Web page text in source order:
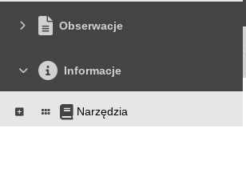
Obserwacje
Informacje
Narzędzia